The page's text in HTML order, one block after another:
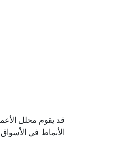
قد يقوم محلل
الأنماط في الأسواق